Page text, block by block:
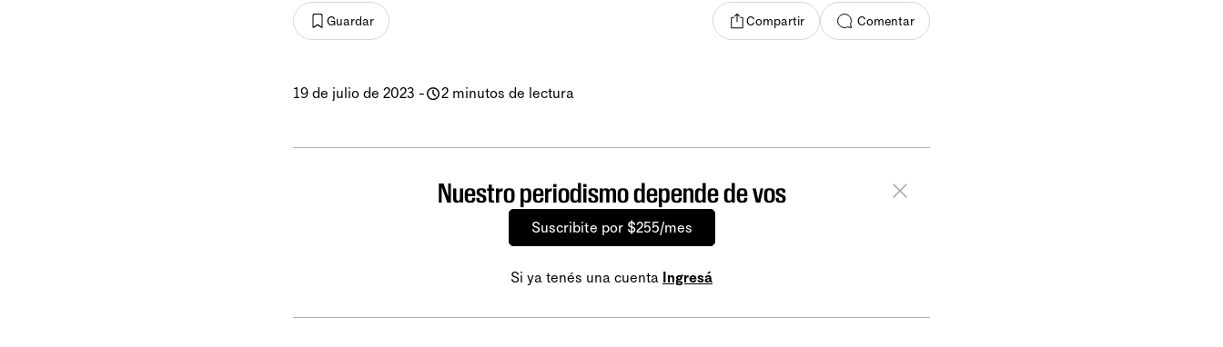
Guardar Compartir Comentar
19 de julio de 2023 - 2 minutos de lectura
Nuestro periodismo depende de vos
Suscribite por $255/mes
Si ya tenés una cuenta Ingresá